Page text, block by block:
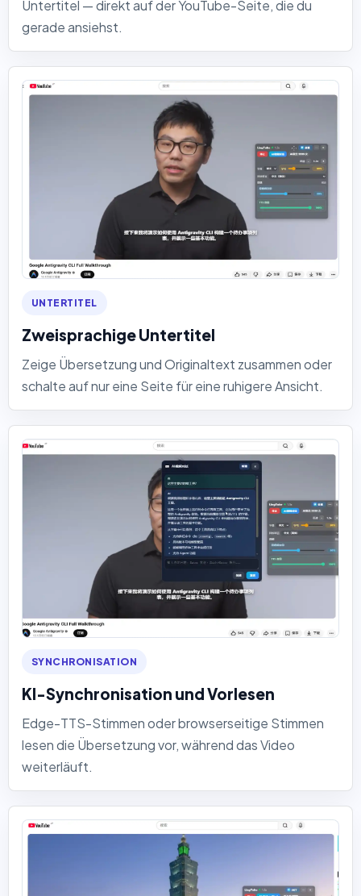
Untertitel — direkt auf der YouTube-Seite, die du
gerade ansiehst.
UNTERTITEL
Zweisprachige Untertitel
Zeige Übersetzung und Originaltext zusammen oder
schalte auf nur eine Seite für eine ruhigere Ansicht.
SYNCHRONISATION
KI-Synchronisation und Vorlesen
Edge-TTS-Stimmen oder browserseitige Stimmen
lesen die Übersetzung vor, während das Video
weiterläuft.